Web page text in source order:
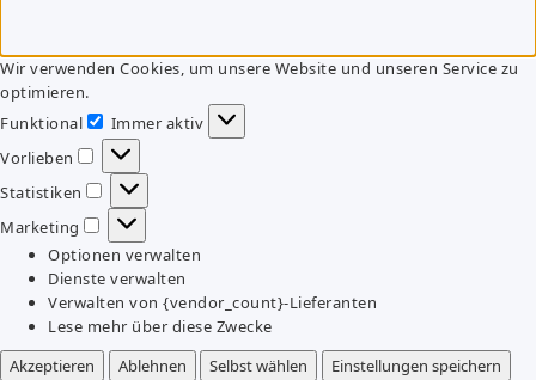
Wir verwenden Cookies, um unsere Website und unseren Service zu
optimieren.
Funktional
Funktional
Immer aktiv
Vorlieben
Vorlieben
Statistiken
Statistiken
Marketing
Marketing
Optionen verwalten
Dienste verwalten
Verwalten von {vendor_count}-Lieferanten
Lese mehr über diese Zwecke
Akzeptieren
Ablehnen Selbst wählen
Einstellungen speichern